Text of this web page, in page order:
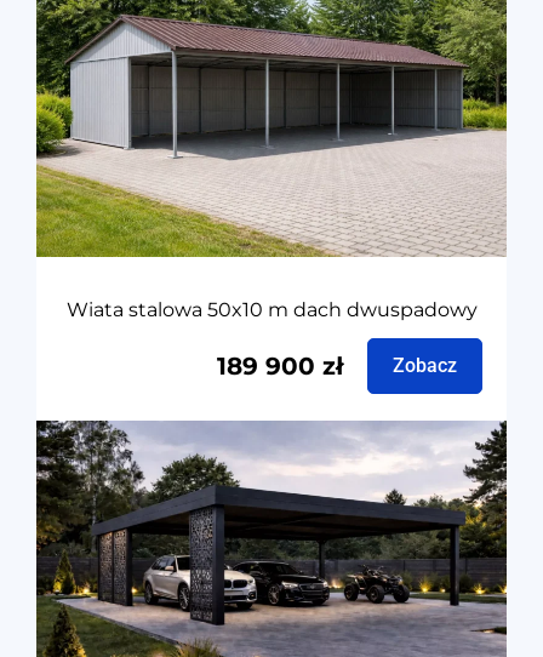
Wiata stalowa 50x10 m dach dwuspadowy
189 900 zł Zobacz